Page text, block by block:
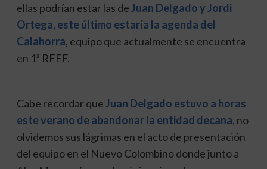
ellas podrían estar las deJuan Delgado y Jordi
Ortega, este último estaría la agenda del
Calahorra, equipo que actualmente se encuentra
en 1ª RFEF.
Cabe recordar queJuan Delgado estuvo a horas
este verano de abandonar la entidad decana, no
olvidemos sus lágrimas en el acto de presentación
del equipo en el Nuevo Colombino donde junto a